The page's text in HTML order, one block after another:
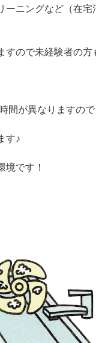
ーニングなど（在
すので未経験者の方
間が異なりますので
す♪
です！